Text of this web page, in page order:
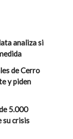
analiza si
de Cerro
y piden
5.000
su crisis